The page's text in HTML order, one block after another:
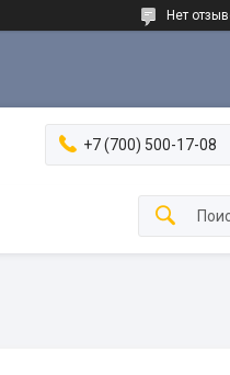
Нет
+7 (700) 500-17-08